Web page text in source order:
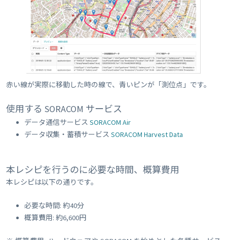
赤い線が実際に移動した時の線で、青いピンが「測位点」です。
使用する SORACOM サービス
データ通信サービス SORACOM Air
データ収集・蓄積サービス SORACOM Harvest Data
本レシピを行うのに必要な時間、概算費用
本レシピは以下の通りです。
必要な時間: 約40分
概算費用: 約6,600円